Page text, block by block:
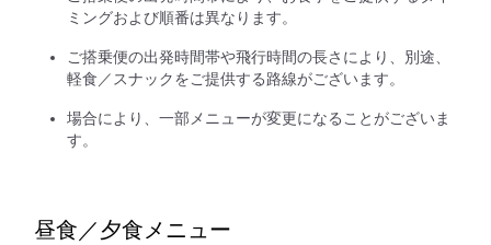
ミングおよび順番は異なります。
ご搭乗便の出発時間帯や飛行時間の長さにより、別途、
軽食／スナックをご提供する路線がございます。
場合により、一部メニューが変更になることがございま
す。
昼食／夕食メニュー